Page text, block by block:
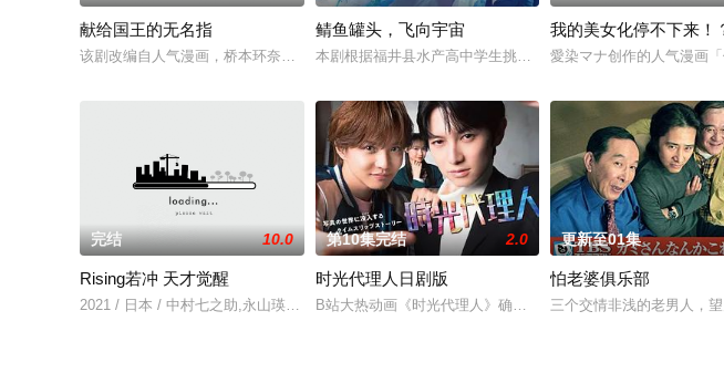
献给国王的无名指
该剧改编自人气漫画，桥本环奈饰演在贫穷的大家庭长大，在婚礼会场工作的新人OL羽田绫华，对只
鲭鱼罐头，飞向宇宙
本剧根据福井县水产高中学生挑战开发“宇宙食品”的真实事迹改
我的美女化停不下来！
愛染マナ创作的人气漫画
完结 10.0
Rising若冲 天才觉醒
2021 / 日本 / 中村七之助,永山瑛太,中川大志,大东骏介,门胁麦,,
第10集完结 2.0
时光代理人日剧版
B站大热动画《时光代理人》确认改编日剧版，由佐藤大树与本
更新至01集
怕老婆俱乐部
三个交情非浅的老男人，